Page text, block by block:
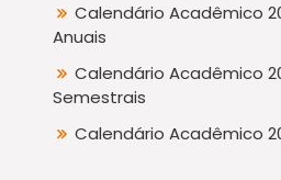
Calendário Acadêmico
Anuais
Calendário Acadêmico
Semestrais
Calendário Acadêmico